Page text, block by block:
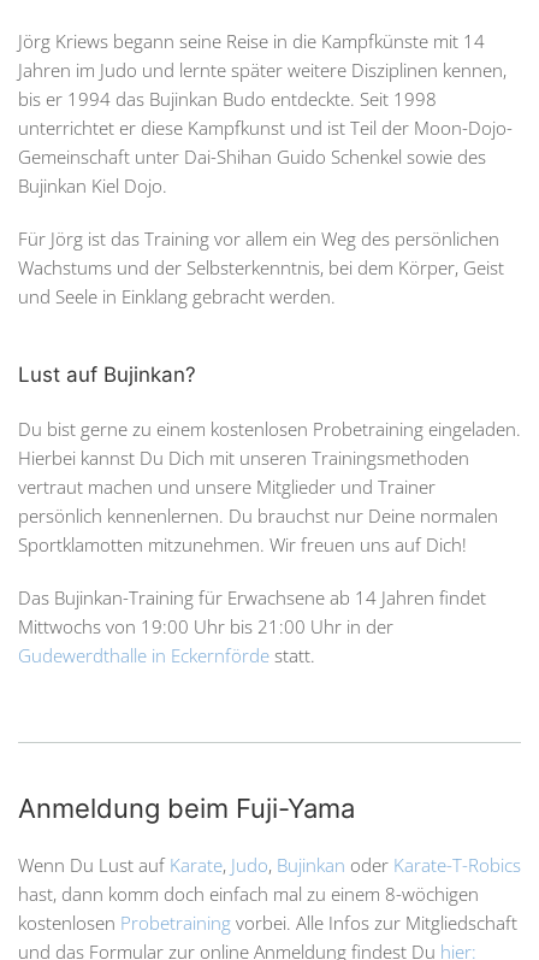
Jörg Kriews begann seine Reise in die Kampfkünste mit 14
Jahren im Judo und lernte später weitere Disziplinen kennen,
bis er 1994 das Bujinkan Budo entdeckte. Seit 1998
unterrichtet er diese Kampfkunst und ist Teil der Moon-Dojo-
Gemeinschaft unter Dai-Shihan Guido Schenkel sowie des
Bujinkan Kiel Dojo.
Für Jörg ist das Training vor allem ein Weg des persönlichen
Wachstums und der Selbsterkenntnis, bei dem Körper, Geist
und Seele in Einklang gebracht werden.
Lust auf Bujinkan?
Du bist gerne zu einem kostenlosen Probetraining eingeladen.
Hierbei kannst Du Dich mit unseren Trainingsmethoden
vertraut machen und unsere Mitglieder und Trainer
persönlich kennenlernen. Du brauchst nur Deine normalen
Sportklamotten mitzunehmen. Wir freuen uns auf Dich!
Das Bujinkan-Training für Erwachsene ab 14 Jahren findet
Mittwochs von 19:00 Uhr bis 21:00 Uhr in der
Gudewerdthalle in Eckernförde statt.
Anmeldung beim Fuji-Yama
Wenn Du Lust auf Karate, Judo, Bujinkan oder Karate-T-Robics
hast, dann komm doch einfach mal zu einem 8-wöchigen
kostenlosen Probetraining vorbei. Alle Infos zur Mitgliedschaft
und das Formular zur online Anmeldung findest Du hier: